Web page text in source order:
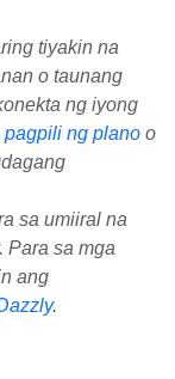
tiyakin na
o taunang
ng iyong
pagpili ng plano o
sa umiiral na
Para sa mga
ang
.